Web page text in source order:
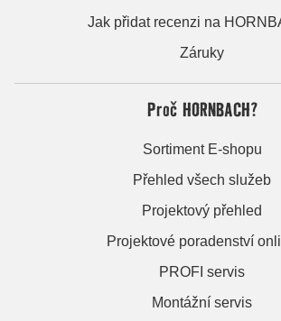
Jak přidat recenzi na
Záruky
Proč HORNBACH?
Sortiment E-shopu
Přehled všech služeb
Projektový přehled
Projektové poradenství
PROFI servis
Montážní servis